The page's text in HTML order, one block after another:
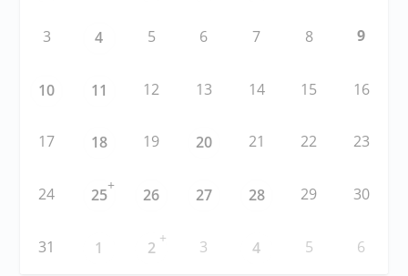
3 4 5 6 7 8 9
10 11 12 13 14 15 16
17 18 19 20 21 22 23
24 25
+
26 27 28 29 30
31 1 2
+ 3 4 5 6